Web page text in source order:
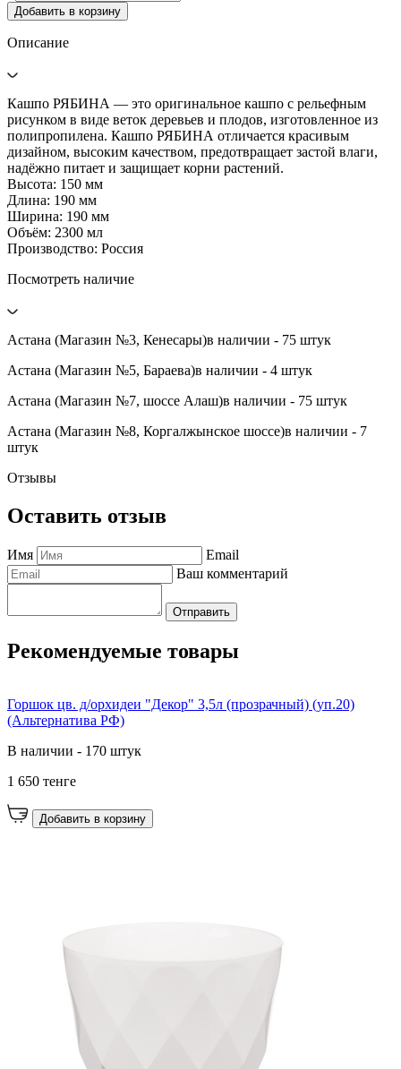
Добавить в корзину
Описание
Кашпо РЯБИНА — это оригинальное кашпо с рельефным
рисунком в виде веток деревьев и плодов, изготовленное из
полипропилена. Кашпо РЯБИНА отличается красивым
дизайном, высоким качеством, предотвращает застой влаги,
надёжно питает и защищает корни растений.
Высота: 150 мм
Длина: 190 мм
Ширина: 190 мм
Объём: 2300 мл
Производство: Россия
Посмотреть наличие
Астана (Магазин №3, Кенесары)в наличии - 75 штук
Астана (Магазин №5, Бараева)в наличии - 4 штук
Астана (Магазин №7, шоссе Алаш)в наличии - 75 штук
Астана (Магазин №8, Коргалжынское шоссе)в наличии - 7
штук
Отзывы
Оставить отзыв
Имя
Email
Ваш комментарий
Отправить
Рекомендуемые товары
Горшок цв. д/орхидеи "Декор" 3,5л (прозрачный) (уп.20)
(Альтернатива РФ)
В наличии - 170 штук
1 650 тенге
Добавить в корзину